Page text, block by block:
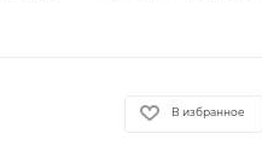
В избранное